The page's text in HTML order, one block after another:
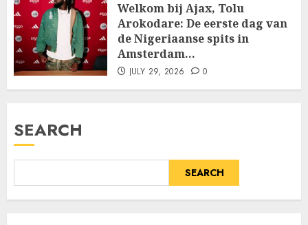
Welkom bij Ajax, Tolu
Arokodare: De eerste dag van
de Nigeriaanse spits in
Amsterdam…
JULY 29, 2026 0
SEARCH
SEARCH